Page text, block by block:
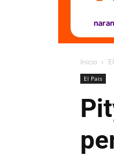
Inicio
El Pais